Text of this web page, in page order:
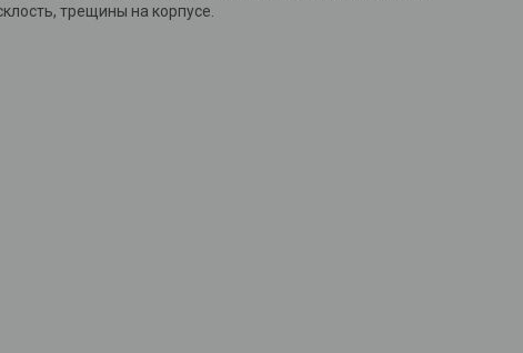
трещины на корпусе.